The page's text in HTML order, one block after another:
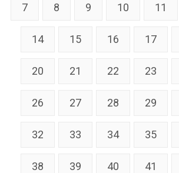
7 8 9 10 11
14 15 16 17
20 21 22 23
26 27 28 29
32 33 34 35
38 39 40 41